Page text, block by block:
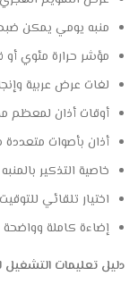
منبه يومي يمكن
مؤشر حرارة مئوي أو
لغات عرض عربية
أوقات أذان لمعظم
أذان بأصوات متعددة
خاصية التذكير
اختيار تلقائي
إضاءة كاملة
دليل تعليمات التشغيل